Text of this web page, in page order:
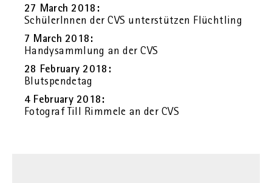
27 March 2018:
Schü­le­rIn­nen der CVS un­ter­stüt­zen Flücht­ling
7 March 2018:
Han­dy­samm­lung an der CVS
28 Fe­bru­ary 2018:
Blut­spen­de­tag
4 Fe­bru­ary 2018:
Fo­to­graf Till Rim­me­le an der CVS